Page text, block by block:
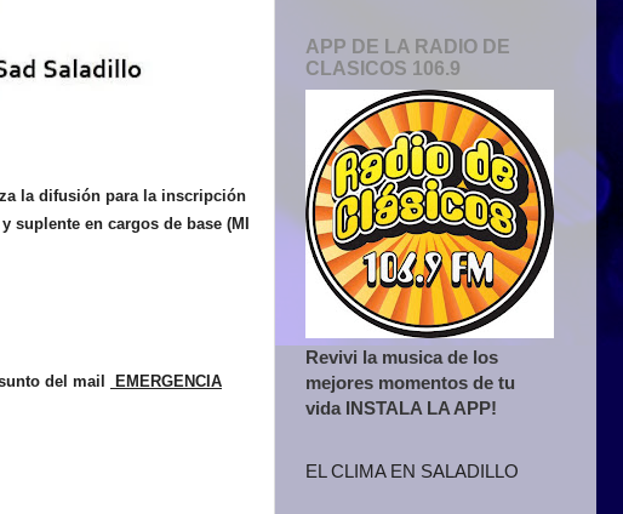
la difusión para la inscripción
suplente en cargos de base (MI
del mail
EMERGENCIA
APP DE LA RADIO DE
CLASICOS 106.9
Revivi la musica de los
mejores momentos de tu
vida INSTALA LA APP!
EL CLIMA EN SALADILLO